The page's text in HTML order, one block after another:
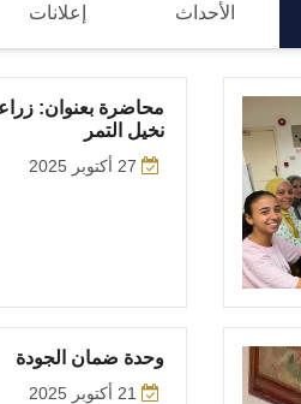
الأحداث إعلانات
محاضرة بعنوان:
نخيل التمر
27 أكتوبر 2025
وحدة ضمان الجودة
21 أكتوبر 2025